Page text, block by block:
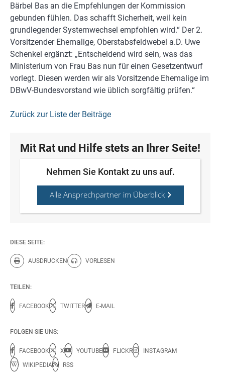
Bärbel Bas an die Empfehlungen der Kommission
gebunden fühlen. Das schafft Sicherheit, weil kein
grundlegender Systemwechsel empfohlen wird.“ Der 2.
Vorsitzender Ehemalige, Oberstabsfeldwebel a.D. Uwe
Schenkel ergänzt: „Entscheidend wird sein, was das
Ministerium von Frau Bas nun für einen Gesetzentwurf
vorlegt. Diesen werden wir als Vorsitzende Ehemalige im
DBwV-Bundesvorstand wie üblich sorgfältig prüfen.“
Zurück zur Liste der Beiträge
Mit Rat und Hilfe stets an Ihrer Seite!
Nehmen Sie Kontakt zu uns auf.
Alle Ansprechpartner im Überblick
DIESE SEITE:
AUSDRUCKEN
Diese Seite drucken.
VORLESEN
Diese Seite vorlesen.
TEILEN:
FACEBOOK TWITTER E-MAIL
FOLGEN SIE UNS:
FACEBOOK X YOUTUBE FLICKR
INSTAGRAM
WIKIPEDIA
RSS